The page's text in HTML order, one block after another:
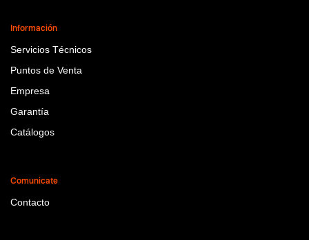
Información
Servicios Técnicos
Puntos de Venta
Empresa
Garantía
Catálogos
Comunicate
Contacto